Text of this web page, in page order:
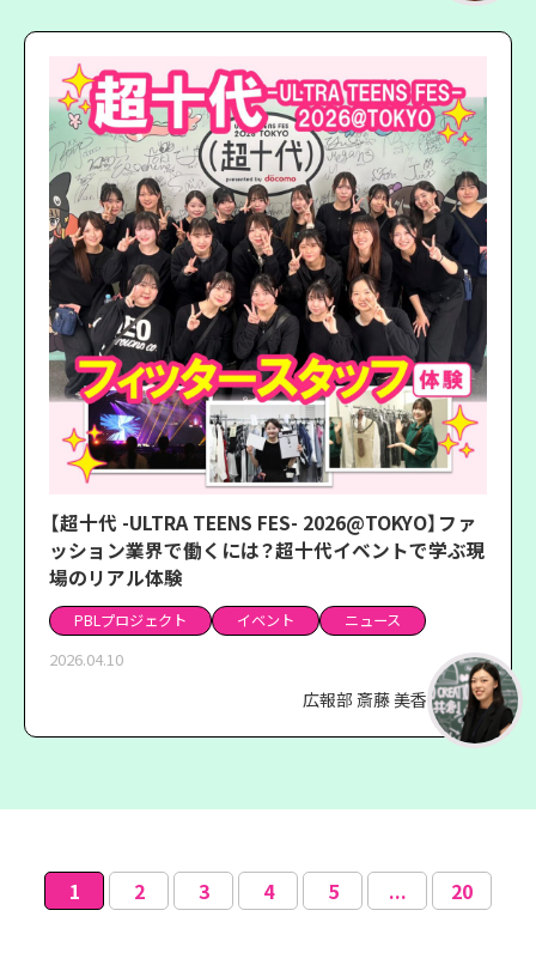
【超十代 -ULTRA TEENS FES- 2026@TOKYO】ファ
ッション業界で働くには？超十代イベントで学ぶ現
場のリアル体験
PBLプロジェクト イベント ニュース
2026.04.10
広報部 斎藤 美香
1 2 3 4 5 ... 20